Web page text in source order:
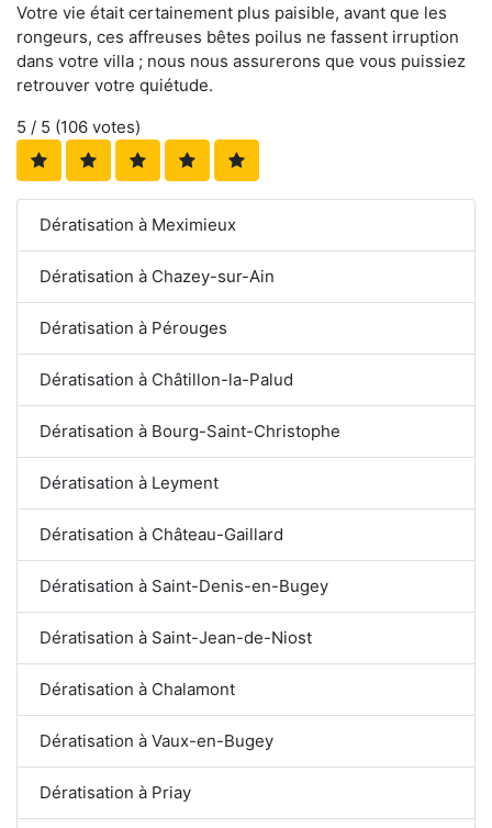
Votre vie était certainement plus paisible, avant que les
rongeurs, ces affreuses bêtes poilus ne fassent irruption
dans votre villa ; nous nous assurerons que vous puissiez
retrouver votre quiétude.
5 / 5 (106 votes)
Dératisation à Meximieux
Dératisation à Chazey-sur-Ain
Dératisation à Pérouges
Dératisation à Châtillon-la-Palud
Dératisation à Bourg-Saint-Christophe
Dératisation à Leyment
Dératisation à Château-Gaillard
Dératisation à Saint-Denis-en-Bugey
Dératisation à Saint-Jean-de-Niost
Dératisation à Chalamont
Dératisation à Vaux-en-Bugey
Dératisation à Priay